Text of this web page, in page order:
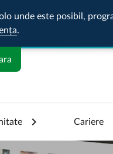
unde este posibil,
.
Cariere